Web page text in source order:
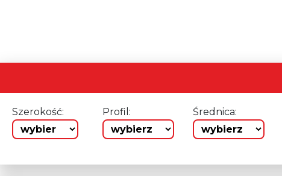
Szerokość: Profil: Średnica: